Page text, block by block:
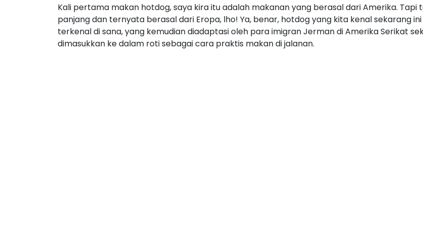
Kali pertama makan hotdog, saya kira itu adalah makanan yang berasal dari Amerika.
panjang dan ternyata berasal dari Eropa, lho! Ya, benar, hotdog yang kita kenal sekarang
terkenal di sana, yang kemudian diadaptasi oleh para imigran Jerman di Amerika Serikat
dimasukkan ke dalam roti sebagai cara praktis makan di jalanan.